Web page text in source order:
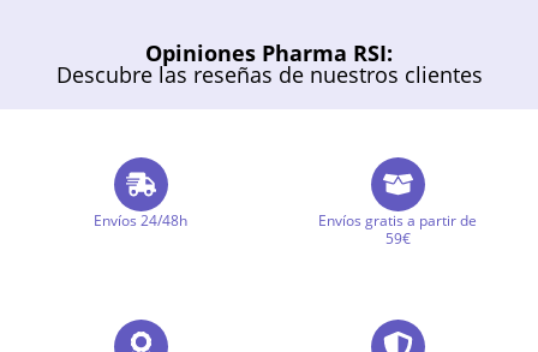
Opiniones Pharma RSI:
Descubre las reseñas de nuestros clientes
Envíos 24/48h
Envíos gratis a partir de
59€